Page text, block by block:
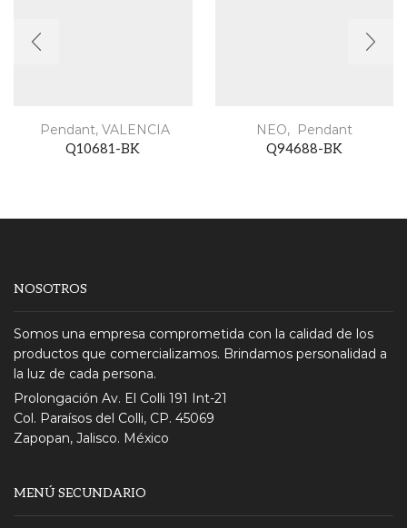
Pendant, VALENCIA
Q10681-BK
NEO, Pendant
Q94688-BK
NOSOTROS
Somos una empresa comprometida con la calidad de los
productos que comercializamos. Brindamos personalidad a
la luz de cada persona.
Prolongación Av. El Colli 191 Int-21
Col. Paraísos del Colli, CP. 45069
Zapopan, Jalisco. México
MENÚ SECUNDARIO